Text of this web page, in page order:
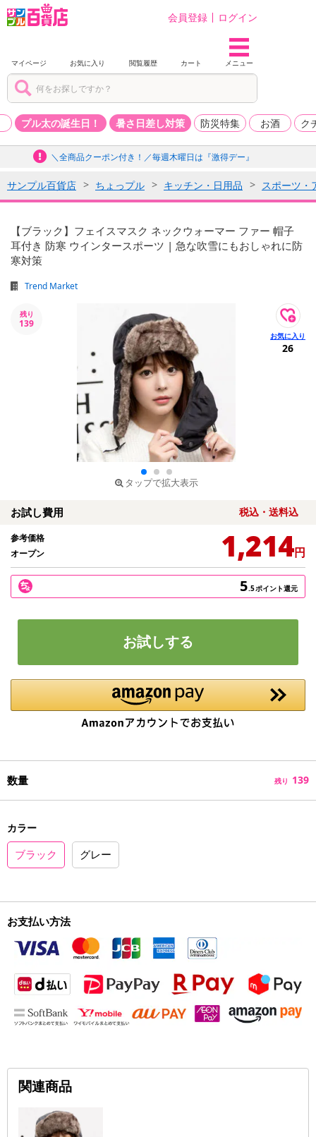
会員登録 ログイン
マイページ お気に入り 閲覧履歴 カート メニュー
プル太の誕生日！ 暑さ日差し対策 防災特集 お酒 ク
＼全商品クーポン付き！／毎週木曜日は『激得デー』
サンプル百貨店 ちょっプル キッチン・日用品 スポーツ・
【ブラック】フェイスマスク ネックウォーマー ファー 帽子
耳付き 防寒 ウインタースポーツ | 急な吹雪にもおしゃれに防
寒対策
Trend Market
残り
139
タップで拡大表示
26
お試し費用 税込・送料込
参考価格
オープン
1,214円
5.5ポイント還元
お試しする
数量 残り 139
カラー
ブラック グレー
お支払い方法
関連商品